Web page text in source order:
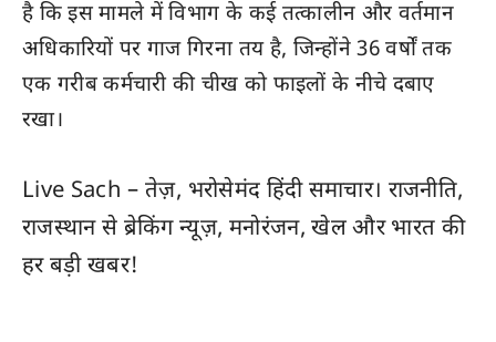
है कि इस मामले में विभाग के कई तत्कालीन और वर्तमान
अधिकारियों पर गाज गिरना तय है, जिन्होंने 36 वर्षों तक
एक गरीब कर्मचारी की चीख को फाइलों के नीचे दबाए
रखा।
Live Sach – तेज़, भरोसेमंद हिंदी समाचार। राजनीति,
राजस्थानसे ब्रेकिंग न्यूज़, मनोरंजन, खेल औरभारत की
हर बड़ी खबर!